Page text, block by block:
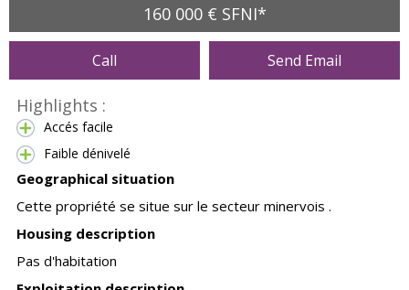
160 000 € SFNI*
Call Send Email
Highlights :
Accés facile
Faible dénivelé
Geographical situation
Cette propriété se situe sur le secteur minervois .
Housing description
Pas d'habitation